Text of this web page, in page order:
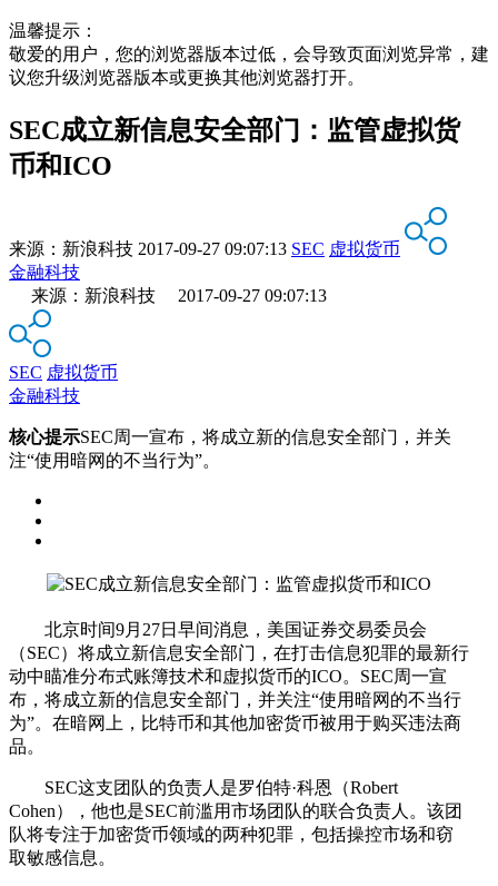
温馨提示：
敬爱的用户，您的浏览器版本过低，会导致页面浏览异常，建
议您升级浏览器版本或更换其他浏览器打开。
SEC成立新信息安全部门：监管虚拟货
币和ICO
来源： 新浪科技 2017-09-27 09:07:13 SEC 虚拟货币
金融科技
来源：新浪科技 2017-09-27 09:07:13
SEC 虚拟货币
金融科技
核心提示SEC周一宣布，将成立新的信息安全部门，并关
注“使用暗网的不当行为”。
北京时间9月27日早间消息，美国证券交易委员会
（SEC）将成立新信息安全部门，在打击信息犯罪的最新行
动中瞄准分布式账簿技术和虚拟货币的ICO。SEC周一宣
布，将成立新的信息安全部门，并关注“使用暗网的不当行
为”。在暗网上，比特币和其他加密货币被用于购买违法商
品。
SEC这支团队的负责人是罗伯特·科恩（Robert
Cohen），他也是SEC前滥用市场团队的联合负责人。该团
队将专注于加密货币领域的两种犯罪，包括操控市场和窃
取敏感信息。